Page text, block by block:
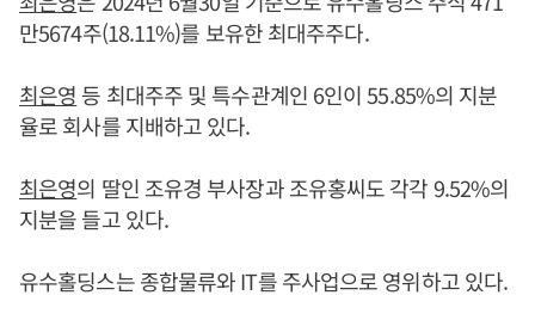
만5674주(18.11%)를 보유한 최대주주다.
최은영 등 최대주주 및 특수관계인 6인이 55.85%의 지분
율로 회사를 지배하고 있다.
최은영의 딸인 조유경 부사장과 조유홍씨도 각각 9.52%의
지분을 들고 있다.
유수홀딩스는 종합물류와 IT를 주사업으로 영위하고 있다.